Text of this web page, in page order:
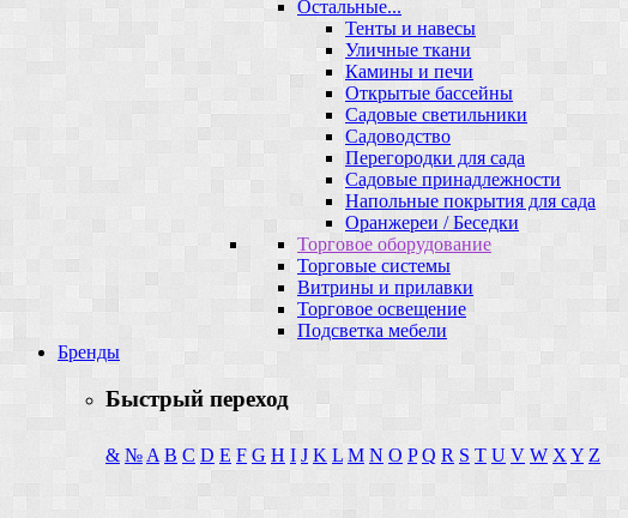
Остальные...
Тенты и навесы
Уличные ткани
Камины и печи
Открытые бассейны
Садовые светильники
Садоводство
Перегородки для сада
Садовые принадлежности
Напольные покрытия для сада
Оранжереи / Беседки
Торговое оборудование
Торговые системы
Витрины и прилавки
Торговое освещение
Подсветка мебели
Бренды
Быстрый переход
& № A B C D E F G H I J K L M N O P Q R S T U V W X Y Z